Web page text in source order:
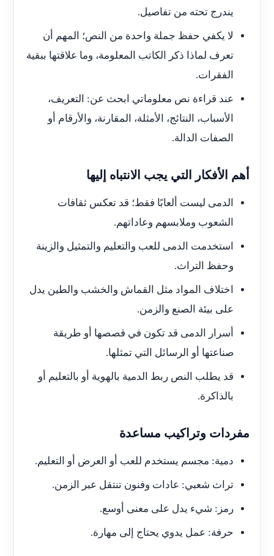
يندرج تحته من تفاصيل.
لا يكفي حفظ جملة واحدة من النص؛ المهم أن
تعرف لماذا ذكر الكاتب المعلومة، وما علاقتها ببقية
الفقرات.
عند قراءة نص معلوماتي ابحث عن: التعريف،
الأسباب، النتائج، الأمثلة، المقارنة، والأرقام أو
الصفات الدالة.
أهم الأفكار التي يجب الانتباه إليها
الدمى ليست ألعابًا فقط؛ قد تعكس ثقافات
الشعوب وملابسهم وعاداتهم.
استخدمت الدمى للعب والتعليم والتمثيل والزينة
وحفظ التراث.
اختلاف المواد مثل القماش والخشب والطين يدل
على بيئة الصنع والزمن.
أسرار الدمى قد تكون في قصصها أو طريقة
صناعتها أو الرسائل التي تمثلها.
قد يطلب النص ربط الدمية بالهوية أو بالتعليم أو
بالذاكرة.
مفردات وتراكيب مساعدة
دمية: مجسم يستخدم للعب أو العرض أو التعليم.
تراث شعبي: عادات وفنون تنتقل عبر الزمن.
رمز: شيء يدل على معنى أوسع.
حرفة: عمل يدوي يحتاج إلى مهارة.